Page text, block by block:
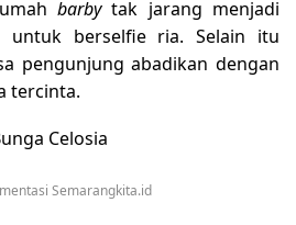
barbytak jarang menjadi
untuk berselfie ria. Selain itu
pengunjung abadikan dengan
tercinta.
Semarangkita.id